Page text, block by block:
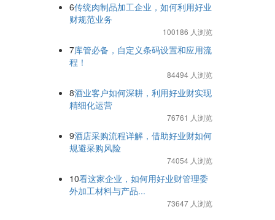
6传统肉制品加工企业，如何利用好业
财规范业务
100186 人浏览
7库管必备，自定义条码设置和应用流
程！
84494 人浏览
8酒业客户如何深耕，利用好业财实现
精细化运营
76761 人浏览
9酒店采购流程详解，借助好业财如何
规避采购风险
74054 人浏览
10看这家企业，如何用好业财管理委
外加工材料与产品...
73647 人浏览